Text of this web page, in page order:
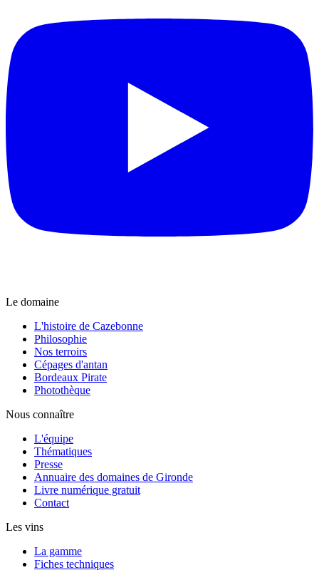
Le domaine
L'histoire de Cazebonne
Philosophie
Nos terroirs
Cépages d'antan
Bordeaux Pirate
Photothèque
Nous connaître
L'équipe
Thématiques
Presse
Annuaire des domaines de Gironde
Livre numérique gratuit
Contact
Les vins
La gamme
Fiches techniques